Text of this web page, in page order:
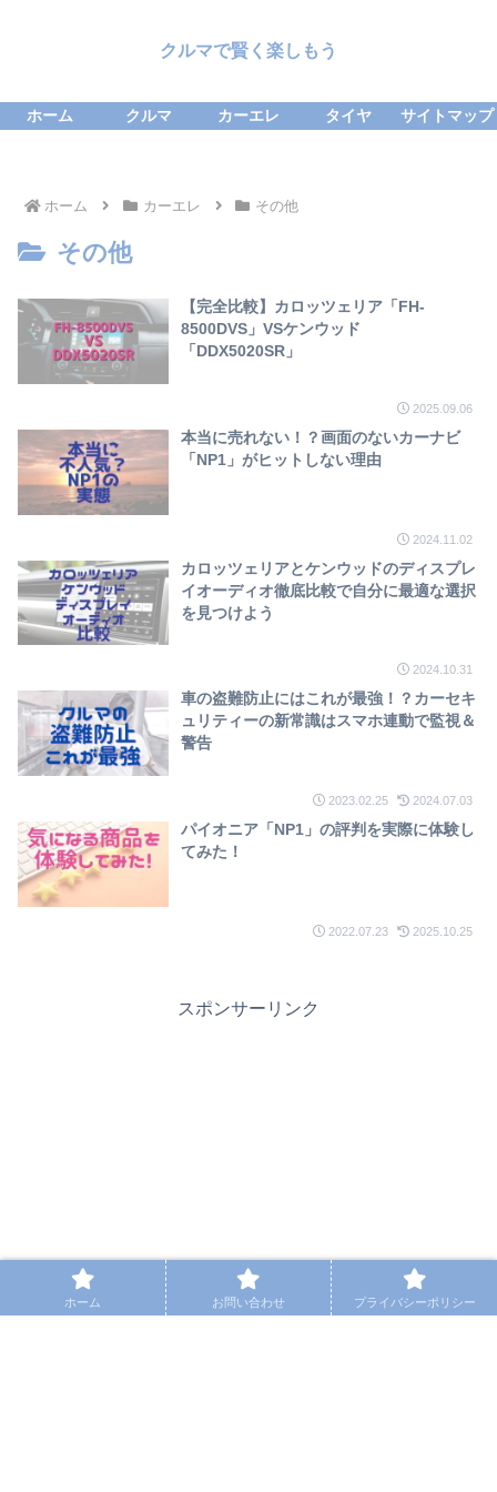
クルマで賢く楽しもう
ホーム クルマ カーエレ タイヤ サイトマップ
ホーム カーエレ その他
その他
【完全比較】カロッツェリア「FH-
8500DVS」VSケンウッド
「DDX5020SR」
2025.09.06
本当に売れない！？画面のないカーナビ
「NP1」がヒットしない理由
2024.11.02
カロッツェリアとケンウッドのディスプレ
イオーディオ徹底比較で自分に最適な選択
を見つけよう
2024.10.31
車の盗難防止にはこれが最強！？カーセキ
ュリティーの新常識はスマホ連動で監視＆
警告
2023.02.25 2024.07.03
パイオニア「NP1」の評判を実際に体験し
てみた！
2022.07.23 2025.10.25
スポンサーリンク
ホーム お問い合わせ プライバシーポリシー